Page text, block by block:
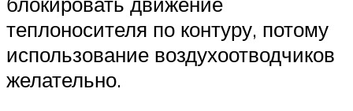
теплоносителя по контуру, потому
использование воздухоотводчиков
желательно.